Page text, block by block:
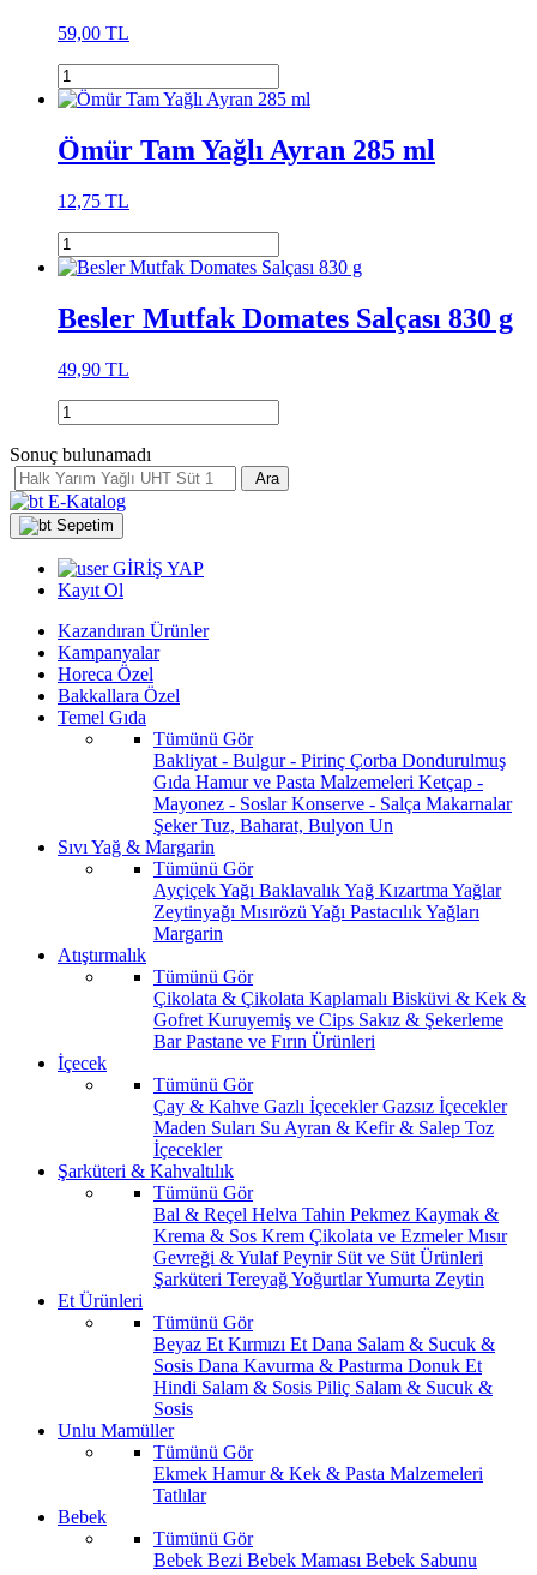
59,00 TL
Ömür Tam Yağlı Ayran 285 ml
12,75 TL
Besler Mutfak Domates Salçası 830 g
49,90 TL
Sonuç bulunamadı
Ara
E-Katalog
Sepetim
GİRİŞ YAP
Kayıt Ol
Kazandıran Ürünler
Kampanyalar
Horeca Özel
Bakkallara Özel
Temel Gıda
Tümünü Gör
Bakliyat - Bulgur - Pirinç Çorba Dondurulmuş
Gıda Hamur ve Pasta Malzemeleri Ketçap -
Mayonez - SoslarKonserve - Salça Makarnalar
ŞekerTuz, Baharat, Bulyon Un
Sıvı Yağ & Margarin
Tümünü Gör
Ayçiçek Yağı Baklavalık Yağ Kızartma Yağlar
Zeytinyağı Mısırözü Yağı Pastacılık Yağları
Margarin
Atıştırmalık
Tümünü Gör
Çikolata & Çikolata Kaplamalı Bisküvi & Kek &
Gofret Kuruyemiş ve Cips Sakız & Şekerleme
BarPastane ve Fırın Ürünleri
İçecek
Tümünü Gör
Çay & Kahve Gazlı İçeceklerGazsız İçecekler
Maden Suları Su Ayran & Kefir & Salep Toz
İçecekler
Şarküteri & Kahvaltılık
Tümünü Gör
Bal & Reçel Helva Tahin Pekmez Kaymak &
Krema & Sos Krem Çikolata ve EzmelerMısır
Gevreği & YulafPeynir Süt ve Süt Ürünleri
Şarküteri TereyağYoğurtlarYumurta Zeytin
Et Ürünleri
Tümünü Gör
Beyaz Et Kırmızı Et Dana Salam & Sucuk &
Sosis Dana Kavurma & Pastırma Donuk Et
Hindi Salam & Sosis Piliç Salam & Sucuk &
Sosis
Unlu Mamüller
Tümünü Gör
Ekmek Hamur & Kek & Pasta Malzemeleri
Tatlılar
Bebek
Tümünü Gör
Bebek Bezi Bebek Maması Bebek Sabunu